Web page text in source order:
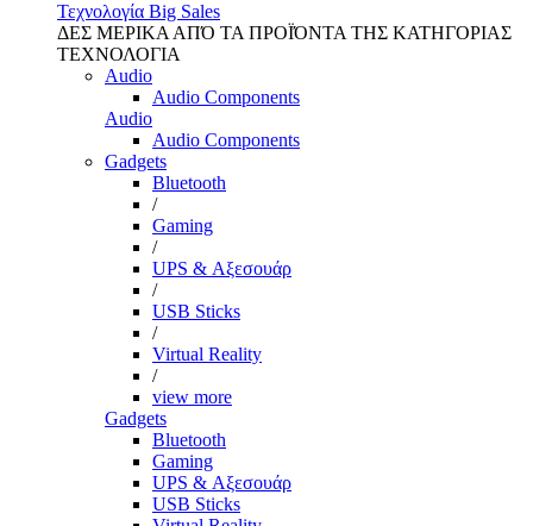
Τεχνολογία Big Sales
ΔΕΣ ΜΕΡΙΚΑ ΑΠΌ ΤΑ ΠΡΟΪΌΝΤΑ ΤΗΣ ΚΑΤΗΓΟΡΙΑΣ
ΤΕΧΝΟΛΟΓΙΑ
Audio
Audio Components
Audio
Audio Components
Gadgets
Bluetooth
/
Gaming
/
UPS & Αξεσουάρ
/
USB Sticks
/
Virtual Reality
/
view more
Gadgets
Bluetooth
Gaming
UPS & Αξεσουάρ
USB Sticks